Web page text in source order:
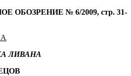
ОБОЗРЕНИЕ № 6/2009, стр. 31-
ЛИВАНА